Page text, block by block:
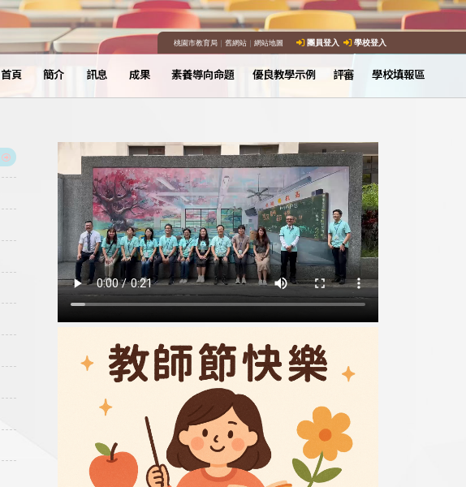
桃園市教育局｜ 舊網站｜ 網站地圖 團員登入 學校登入
首頁 簡介 訊息 成果 素養導向命題 優良教學示例 評審 學校填報區